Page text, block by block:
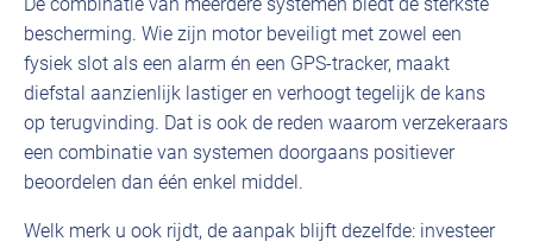
bescherming. Wie zijn motor beveiligt met zowel een
fysiek slot als een alarm én een GPS-tracker, maakt
diefstal aanzienlijk lastiger en verhoogt tegelijk de kans
op terugvinding. Dat is ook de reden waarom verzekeraars
een combinatie van systemen doorgaans positiever
beoordelen dan één enkel middel.
Welk merk u ook rijdt, de aanpak blijft dezelfde: investeer